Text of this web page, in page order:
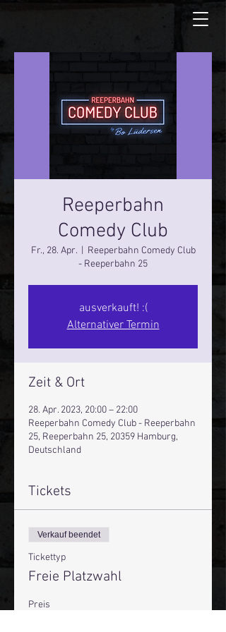
Reeperbahn
Comedy Club
Fr., 28. Apr.
  |
Reeperbahn Comedy Club
- Reeperbahn 25
ausverkauft! :(
Alternativer Termin
Zeit & Ort
28. Apr. 2023, 20:00 – 22:00
Reeperbahn Comedy Club - Reeperbahn
25, Reeperbahn 25, 20359 Hamburg,
Deutschland
Tickets
Verkauf beendet
Tickettyp
Freie Platzwahl
Preis